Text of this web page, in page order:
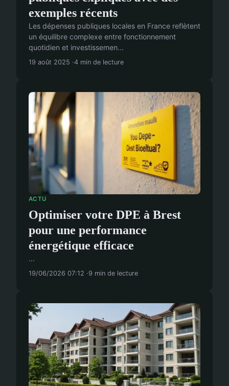
exemples récents
Les dépenses publiques locales en France reflètent
un équilibre complexe entre fonctionnement
quotidien et investissemen...
19 août 2025 4 min de lecture
ACTU
Optimiser votre DPE à Brest
pour une performance
énergétique efficace
...
19/06/2026 07:12 9 min de lecture